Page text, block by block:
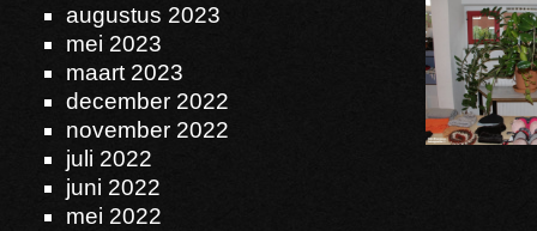
augustus 2023
mei 2023
maart 2023
december 2022
november 2022
juli 2022
juni 2022
mei 2022